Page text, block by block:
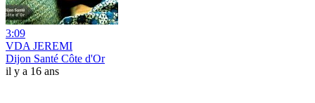
3:09
VDA JEREMI
Dijon Santé Côte d'Or
il y a 16 ans